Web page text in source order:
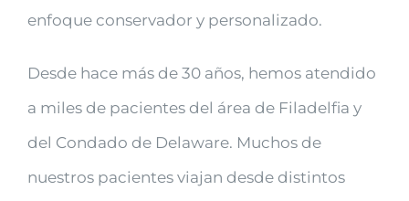
enfoque conservador y personalizado.
Desde hace más de 30 años, hemos atendido
a miles de pacientes del área de Filadelfia y
del Condado de Delaware. Muchos de
nuestros pacientes viajan desde distintos